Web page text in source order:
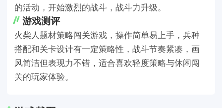
的活动，开始激烈的战斗，战斗力升级。
游戏测评
火柴人题材策略闯关游戏，操作简单易上手，兵种
搭配和关卡设计有一定策略性，战斗节奏紧凑，画
风简洁但表现力不错，适合喜欢轻度策略与休闲闯
关的玩家体验。